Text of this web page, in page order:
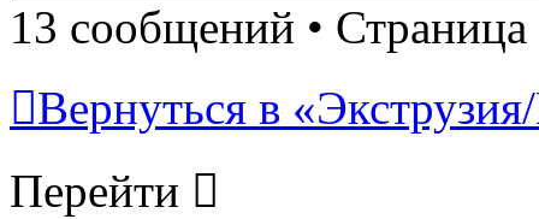
13 сообщений • Страница
Вернуться в
Перейти